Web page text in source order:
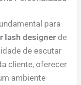
para
lash designer de
de escutar
cliente, oferecer
ambiente